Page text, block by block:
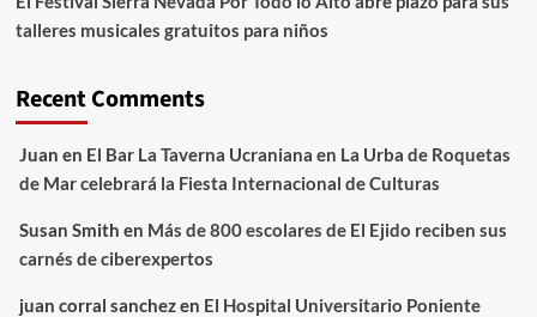
talleres musicales gratuitos para niños
Recent Comments
Juan en El Bar La Taverna Ucraniana en La Urba de Roquetas
de Mar celebrará la Fiesta Internacional de Culturas
Susan Smith en Más de 800 escolares de El Ejido reciben sus
carnés de ciberexpertos
juan corral sanchezen El Hospital Universitario Poniente